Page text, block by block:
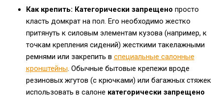
Как крепить: Категорически запрещено просто
класть домкрат на пол. Его необходимо жестко
притянуть к силовым элементам кузова (например, к
точкам крепления сидений) жесткими такелажными
ремнями или закрепить в специальные салонные
кронштейны. Обычные бытовые крепежи вроде
резиновых жгутов (с крючками) или багажных стяжек
использовать в салоне категорически запрещено